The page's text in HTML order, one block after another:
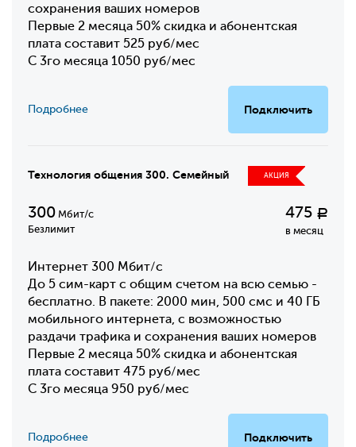
сохранения ваших номеров
Первые 2 месяца 50% скидка и абонентская
плата составит 525 руб/мес
С 3го месяца 1050 руб/мес
Подключить
Подробнее
Технология общения 300. Семейный АКЦИЯ
300 Мбит/с
Безлимит
475 Р
в месяц
Интернет 300 Мбит/с
До 5 сим-карт с общим счетом на всю семью -
бесплатно. В пакете: 2000 мин, 500 смс и 40 ГБ
мобильного интернета, с возможностью
раздачи трафика и сохранения ваших номеров
Первые 2 месяца 50% скидка и абонентская
плата составит 475 руб/мес
С 3го месяца 950 руб/мес
Подключить
Подробнее